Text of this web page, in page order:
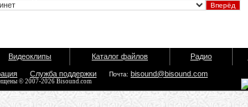
Видеоклипы Каталог файлов Радио
Служба поддержки Почта: bisound@bisound.com
© 2007-2026 Bisound.com